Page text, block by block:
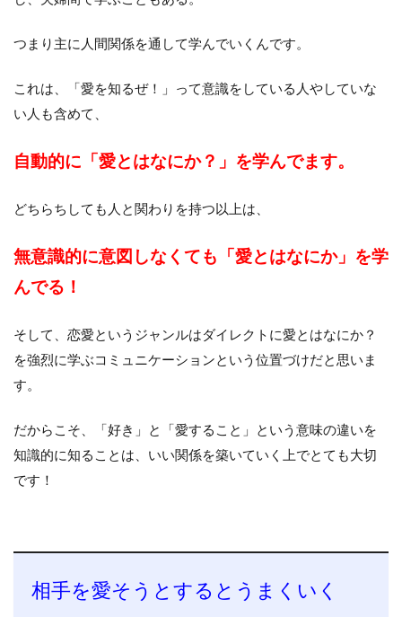
つまり主に人間関係を通して学んでいくんです。
これは、「愛を知るぜ！」って意識をしている人やしていな
い人も含めて、
自動的に「愛とはなにか？」を学んでます。
どちらちしても人と関わりを持つ以上は、
無意識的に意図しなくても「愛とはなにか」を学
んでる！
そして、恋愛というジャンルはダイレクトに愛とはなにか？
を強烈に学ぶコミュニケーションという位置づけだと思いま
す。
だからこそ、「好き」と「愛すること」という意味の違いを
知識的に知ることは、いい関係を築いていく上でとても大切
です！
相手を愛そうとするとうまくいく